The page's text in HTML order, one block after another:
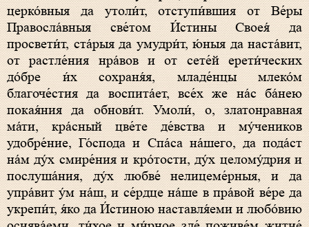
церко́вныя да утоли́т, отступи́вшия от Ве́ры
Правосла́вныя све́том И́стины Своея́ да
просвети́т, ста́рыя да умудри́т, ю́ныя да наста́вит,
от растле́ния нра́вов и от сете́й ерети́ческих
до́бре и́х сохраня́я, младе́нцы млеко́м
благоче́стия да воспита́ет, все́х же на́с ба́нею
покая́ния да обнови́т. Умоли́, о, златонравная
ма́ти, кра́сный цве́те де́вства и му́чеников
удобре́ние, Го́спода и Спа́са на́шего, да пода́ст
на́м ду́х смире́ния и кро́тости, ду́х целому́дрия и
послуша́ния, ду́х любве́ нелицеме́рныя, и да
упра́вит у́м на́ш, и се́рдце на́ше в пра́вой ве́ре да
укрепи́т, я́ко да И́стиною наставля́еми и любо́вию